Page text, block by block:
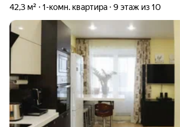
42,3 м² 1-комн. квартира 9 этаж из 10